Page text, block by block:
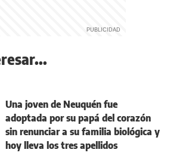
Una joven de Neuquén fue
adoptada por su papá del corazón
sin renunciar a su familia biológica y
hoy lleva los tres apellidos